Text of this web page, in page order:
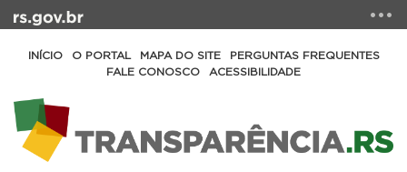
INÍCIO O PORTAL MAPA DO SITE
PERGUNTAS FREQUENTES
FALE CONOSCO
ACESSIBILIDADE